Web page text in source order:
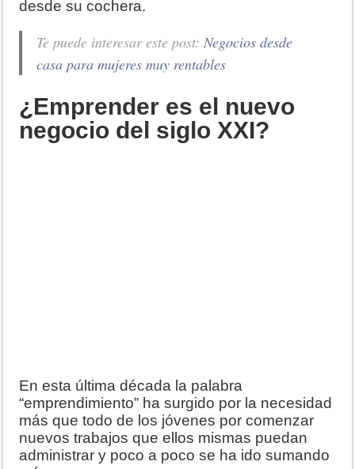
desde su cochera.
Te puede interesar este post:Negocios desde
casa para mujeres muy rentables
¿Emprender es el nuevo
negocio del siglo XXI?
En esta última década la palabra
“emprendimiento” ha surgido por la necesidad
más que todo de los jóvenes por comenzar
nuevos trabajos que ellos mismas puedan
administrar y poco a poco se ha ido sumando